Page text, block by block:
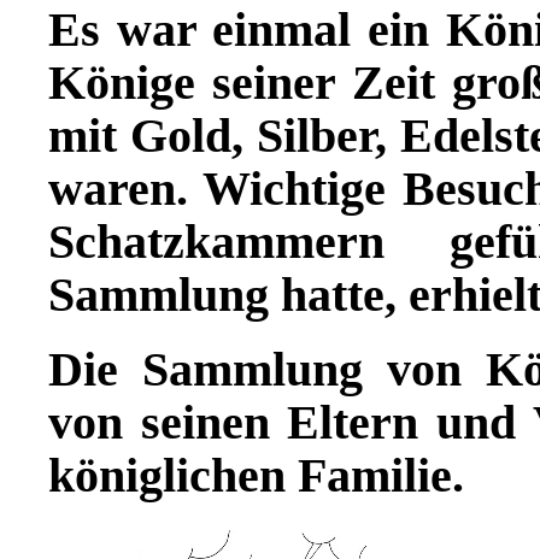
Es war einmal ein
Könige seiner Zeit
mit Gold, Silber,
waren. Wichtige
Schatzkammern
Sammlung hatte,
Die Sammlung von
von seinen Eltern
königlichen Familie.